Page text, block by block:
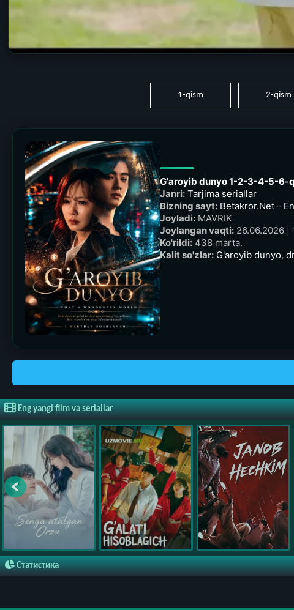
1-qism 2-qism
G'aroyib dunyo 1-2-3-4-5-6-
Janri: Tarjima seriallar
Bizning sayt: Betakror.Net -
Joyladi: MAVRIK
Joylangan vaqti: 26.06.2026 |
Ko'rildi: 438 marta.
Kalit so'zlar: G'aroyib dunyo,
Eng yangi film va seriallar
Статистика